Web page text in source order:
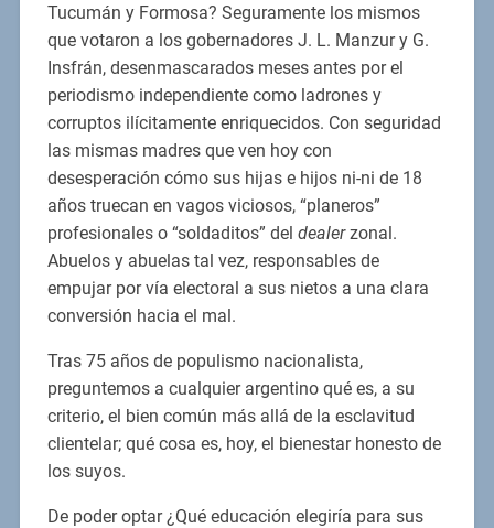
Tucumán y Formosa? Seguramente los mismos
que votaron a los gobernadores J. L. Manzur y G.
Insfrán, desenmascarados meses antes por el
periodismo independiente como ladrones y
corruptos ilícitamente enriquecidos. Con seguridad
las mismas madres que ven hoy con
desesperación cómo sus hijas e hijos ni-ni de 18
años truecan en vagos viciosos, “planeros”
profesionales o “soldaditos” del dealerzonal.
Abuelos y abuelas tal vez, responsables de
empujar por vía electoral a sus nietos a una clara
conversión hacia el mal.
Tras 75 años de populismo nacionalista,
preguntemos a cualquier argentino qué es, a su
criterio, el bien común más allá de la esclavitud
clientelar; qué cosa es, hoy, el bienestar honesto de
los suyos.
De poder optar ¿Qué educación elegiría para sus